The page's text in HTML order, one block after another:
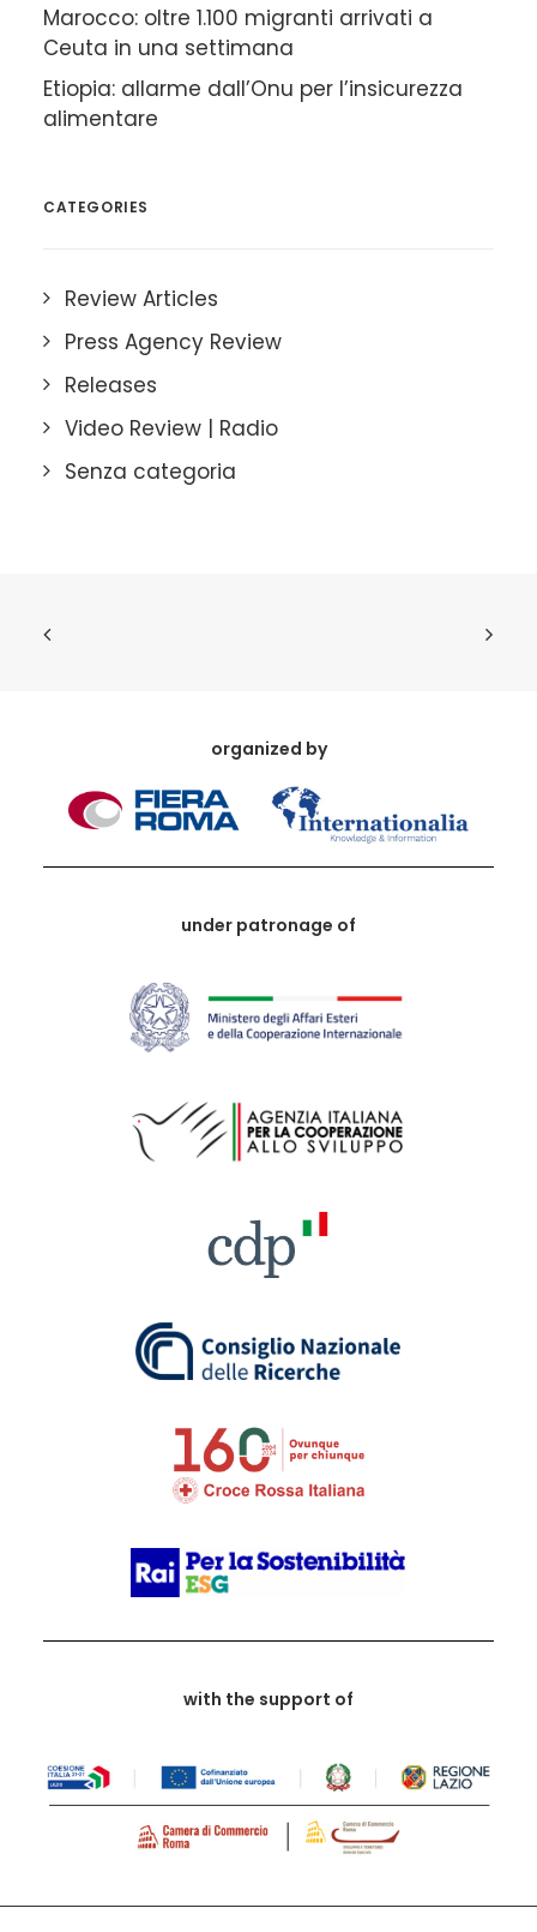
Marocco: oltre 1.100 migranti arrivati a
Ceuta in una settimana
Etiopia: allarme dall’Onu per l’insicurezza
alimentare
CATEGORIES
Review Articles
Press Agency Review
Releases
Video Review | Radio
Senza categoria
organized by
under patronage of
with the support of